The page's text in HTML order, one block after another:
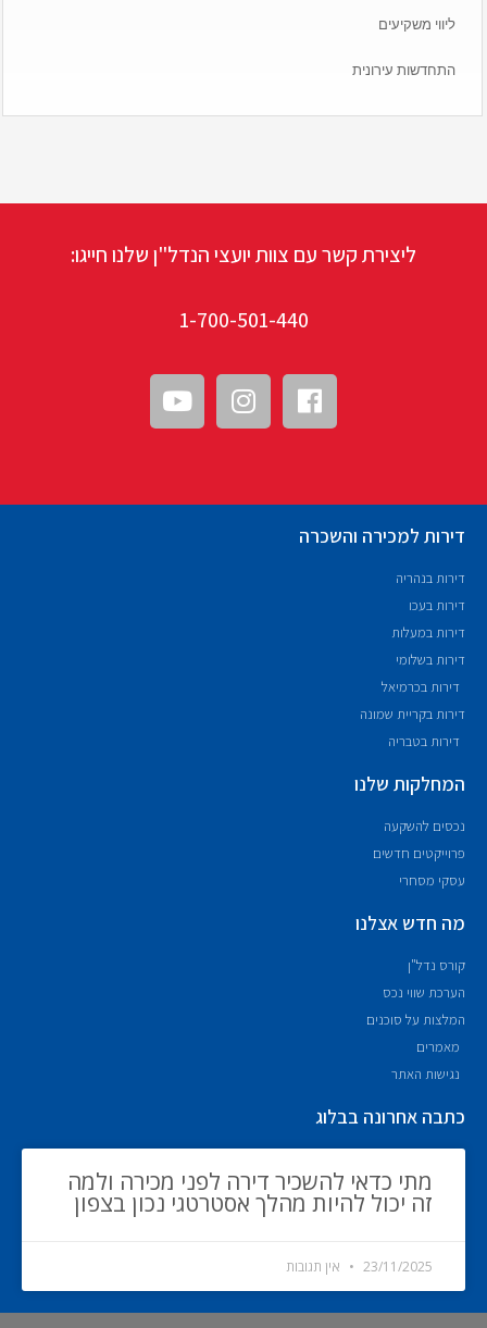
ליווי משקיעים
התחדשות עירונית
ליצירת קשר עם צוות יועצי הנדל"ן שלנו חייגו:
1-700-501-440
דירות למכירה והשכרה
דירות בנהריה
דירות בעכו
דירות במעלות
דירות בשלומי
דירות בכרמיאל
דירות בקריית שמונה
דירות בטבריה
המחלקות שלנו
נכסים להשקעה
פרוייקטים חדשים
עסקי מסחרי
מה חדש אצלנו
קורס נדל"ן
הערכת שווי נכס
המלצות על סוכנים
מאמרים
נגישות האתר
כתבה אחרונה בבלוג
מתי כדאי להשכיר דירה לפני מכירה ולמה
זה יכול להיות מהלך אסטרטגי נכון בצפון
23/11/2025 אין תגובות